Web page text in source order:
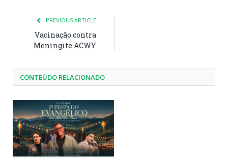
PREVIOUS ARTICLE
Vacinação contra
Meningite ACWY
CONTEÚDO RELACIONADO